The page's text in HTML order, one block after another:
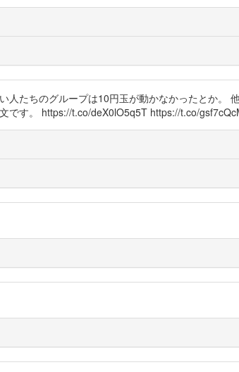
たちのグループは10円玉が動かなかったとか。
です。 https://t.co/deX0lO5q5T https://t.co/